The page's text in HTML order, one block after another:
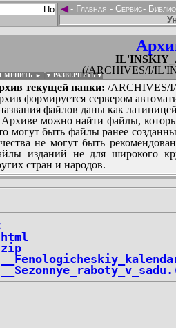
◄- Главная - Сервис-
(/ARCHIVES/I/
► ▼ РАЗВЕРНУТЬ ▼
текущей папки: /ARCHIVES/
формируется сервером
файлов даны как
можно найти файлы,
могут быть файлы ранее
не могут быть
изданий не для широкого
стран и народов.